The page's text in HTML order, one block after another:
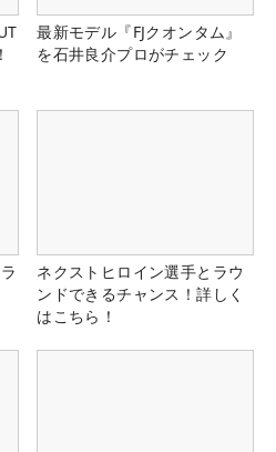
最新モデル『FJクオンタム』
を石井良介プロがチェック
ネクストヒロイン選手とラウ
ンドできるチャンス！詳しく
はこちら！